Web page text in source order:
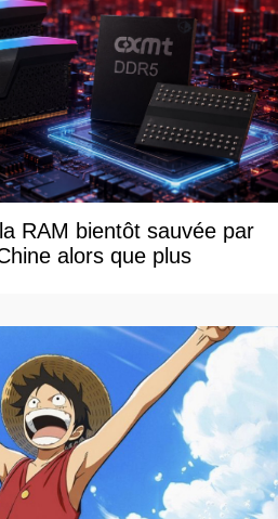
RAM bientôt sauvée par
alors que plus